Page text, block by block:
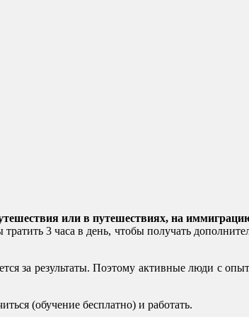
или в путешествиях, на
3 часа в день, чтобы получать
за результаты. Поэтому активные люди с
(обучение бесплатно) и работать.